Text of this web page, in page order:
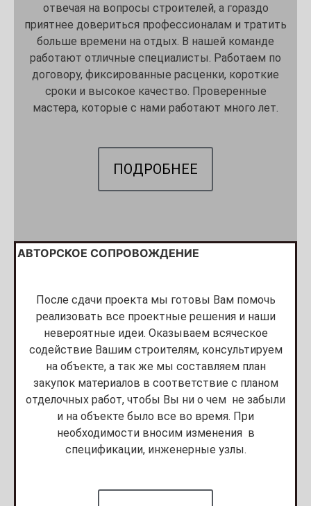
отвечая на вопросы строителей, а гораздо
приятнее довериться профессионалам и тратить
больше времени на отдых. В нашей команде
работают отличные специалисты. Работаем по
договору, фиксированные расценки, короткие
сроки и высокое качество. Проверенные
мастера, которые с нами работают много лет.
ПОДРОБНЕЕ
АВТОРСКОЕ СОПРОВОЖДЕНИЕ
После сдачи проекта мы готовы Вам помочь
реализовать все проектные решения и наши
невероятные идеи. Оказываем всяческое
содействие Вашим строителям, консультируем
на объекте, а так же мы составляем план
закупок материалов в соответствие с планом
отделочных работ, чтобы Вы ни о чем не забыли
и на объекте было все во время. При
необходимости вносим изменения в
спецификации, инженерные узлы.